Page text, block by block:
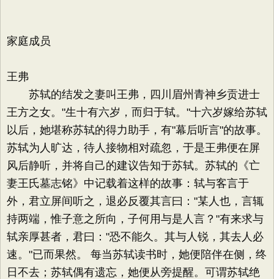
家庭成员
王弗
苏轼的结发之妻叫王弗，四川眉州青神乡贡进士
王方之女。"生十有六岁，而归于轼。"十六岁嫁给苏轼
以后，她堪称苏轼的得力助手，有"幕后听言"的故事。
苏轼为人旷达，待人接物相对疏忽，于是王弗便在屏
风后静听，并将自己的建议告知于苏轼。苏轼的《亡
妻王氏墓志铭》中记载着这样的故事：轼与客言于
外，君立屏间听之，退必反覆其言曰："某人也，言辄
持两端，惟子意之所向，子何用与是人言？"有来求与
轼亲厚甚者，君曰："恐不能久。其与人锐，其去人必
速。"已而果然。 每当苏轼读书时，她便陪伴在侧，终
日不去；苏轼偶有遗忘，她便从旁提醒。可谓苏轼绝